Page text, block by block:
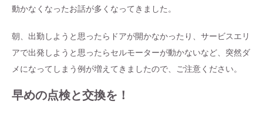
動かなくなったお話が多くなってきました。
朝、出勤しようと思ったらドアが開かなかったり、サービスエリ
アで出発しようと思ったらセルモーターが動かないなど、突然ダ
メになってしまう例が増えてきましたので、ご注意ください。
早めの点検と交換を！